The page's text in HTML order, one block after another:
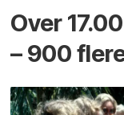
Over
– 900